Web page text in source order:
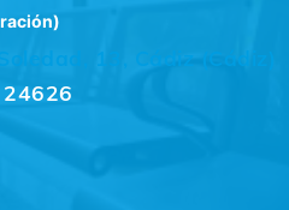
13, Cádiz (Cádiz)